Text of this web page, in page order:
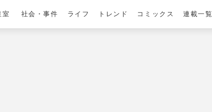
室 社会・事件 ライフ トレンド コミックス 連載一覧